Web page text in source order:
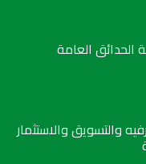
الحدائق العامة
والتسويق والاستثمار